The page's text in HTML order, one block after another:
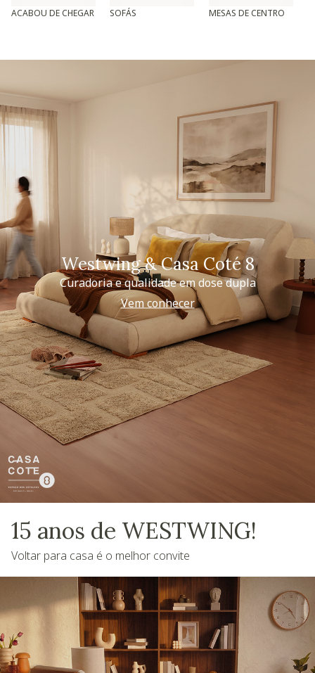
ACABOU DE CHEGAR SOFÁS MESAS DE CENTRO
Westwing & Casa Coté 8
Curadoria e qualidade em dose dupla
Vem conhecer
15 anos de WESTWING!
Voltar para casa é o melhor convite